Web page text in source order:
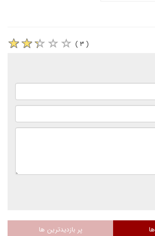
( ۳ )
پر بازدیدترین ها